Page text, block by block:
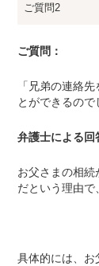
ご質問2
ご質問：
「兄弟の連絡
とができるので
弁護士による回
お父さまの相
だという理由で
具体的には、お